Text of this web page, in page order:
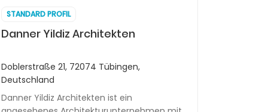
STANDARD PROFIL
Danner Yildiz Architekten
Doblerstraße 21, 72074 Tübingen,
Deutschland
Danner Yildiz Architekten ist ein